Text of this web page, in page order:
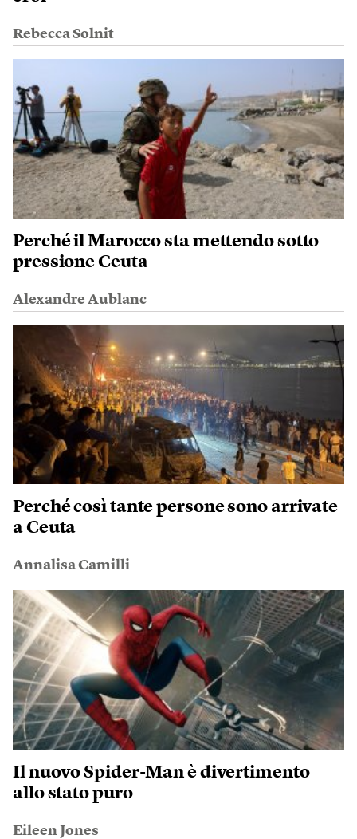
Rebecca Solnit
Perché il Marocco sta mettendo sotto
pressione Ceuta
Alexandre Aublanc
Perché così tante persone sono arrivate
a Ceuta
Annalisa Camilli
Il nuovo Spider-Man è divertimento
allo stato puro
Eileen Jones